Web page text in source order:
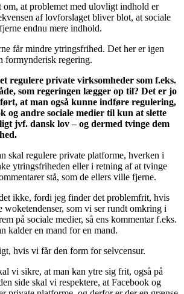
om, at problemet med ulovligt indhold er
af lovforslaget bliver blot, at sociale
endnu mere indhold.
får mindre ytringsfrihed. Det her er igen
formynderisk regering.
regulere private virksomheder som f.eks.
som regeringen lægger op til? Det er jo
at man også kunne indføre regulering,
og andre sociale medier til kun at slette
jvf. dansk lov – og dermed tvinge dem
skal regulere private platforme, hverken i
ytringsfriheden eller i retning af at tvinge
stå, som de ellers ville fjerne.
ikke, fordi jeg finder det problemfrit, hvis
woketendenser, som vi ser rundt omkring i
på sociale medier, så ens kommentar f.eks.
kalder en mand for en mand.
hvis vi får den form for selvcensur.
vi sikre, at man kan ytre sig frit, også på
side skal vi respektere, at Facebook og